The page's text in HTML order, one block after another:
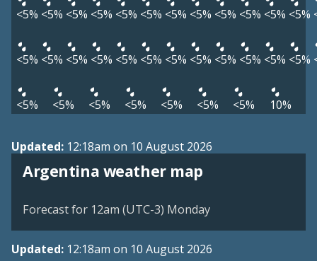
<5% <5% <5% <5% <5% <5% <5% <5% <5% <5% <5% <5%
<5% <5% <5% <5% <5% <5% <5% <5% <5% <5% <5% <5%
<5% <5% <5% <5% <5% <5% <5% 10%
Updated: 12:18am on 10 August 2026
Argentina weather map
Forecast for 12am (UTC-3) Monday
Updated: 12:18am on 10 August 2026